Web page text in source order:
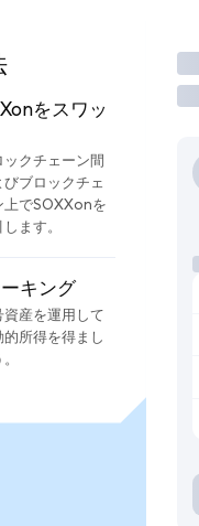
をスワッ
ックチェーン間
びブロックチェ
上でSOXXonを
ます。
キング
資産を運用して
的所得を得まし